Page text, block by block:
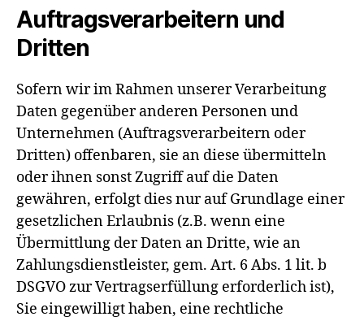
Auftragsverarbeitern und
Dritten
Sofern wir im Rahmen unserer Verarbeitung
Daten gegenüber anderen Personen und
Unternehmen (Auftragsverarbeitern oder
Dritten) offenbaren, sie an diese übermitteln
oder ihnen sonst Zugriff auf die Daten
gewähren, erfolgt dies nur auf Grundlage einer
gesetzlichen Erlaubnis (z.B. wenn eine
Übermittlung der Daten an Dritte, wie an
Zahlungsdienstleister, gem. Art. 6 Abs. 1 lit. b
DSGVO zur Vertragserfüllung erforderlich ist),
Sie eingewilligt haben, eine rechtliche